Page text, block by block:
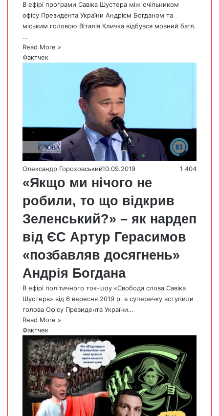
В ефірі програми Савіка Шустера між очільником
офісу Президента України Андрієм Богданом та
міським головою Віталія Кличка відбувся мовний батл.
…
Read More »
Фактчек
Олександр Гороховський10.09.2019 1 404
«Якщо ми нічого не
робили, то що відкрив
Зеленський?» – як нардеп
від ЄС Артур Герасимов
«позбавляв досягнень»
Андрія Богдана
В ефірі політичного ток-шоу «Свобода слова Савіка
Шустера» від 6 вересня 2019 р. в суперечку вступили
голова Офісу Президента України…
Read More »
Фактчек